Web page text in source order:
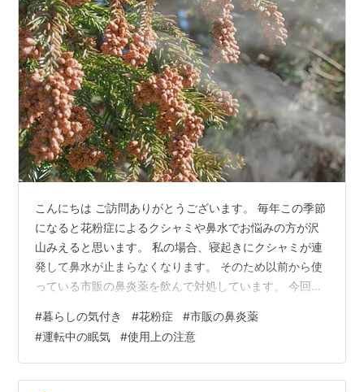
こんにちは ご訪問ありがとうございます。 毎年この季節
になると花粉症によるクシャミや鼻水でお悩みの方が沢
山みえると思います。 私の場合、寝起きにクシャミが連
発して鼻水が止まらなくなります。 そのため以前から使
っている市販の鼻炎薬を飲んで対処しています。 今回の
た時に意識な飛びそうになったヒヤリ体験内容です。 目
次 服用後に現れた危険性 注意書きを再確認！ まとめ 服
用後に現れた危険性 私が花粉症対策として以前から飲ん
でいる市販薬は、一日一回飲めば済むタイプの物で、通
#暮らしの気付き #花粉症 #市販の鼻炎薬
#運転中の眠気 #使用上の注意